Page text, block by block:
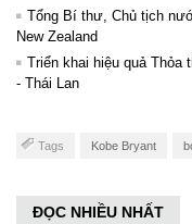
Tổng Bí thư, Chủ tịch
New Zealand
Triển khai hiệu quả Thỏa
- Thái Lan
Tags Kobe Bryant
ĐỌC NHIỀU NHẤT